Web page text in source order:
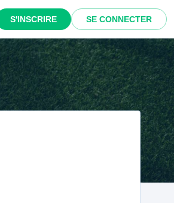
S'INSCRIRE SE CONNECTER